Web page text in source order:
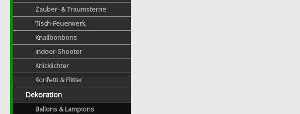
Zauber- & Traumsterne
Tisch-Feuerwerk
Knallbonbons
Indoor-Shooter
Knicklichter
Konfetti & Flitter
Dekoration
Ballons & Lampions